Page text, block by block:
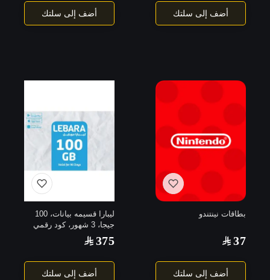
أضف إلى سلتك أضف إلى سلتك
بطاقات نينتندو
37
أضف إلى سلتك
ليبارا قسيمه بيانات، 100
جيجا، 3 شهور، كود رقمي
يرسل بالايميل
375
أضف إلى سلتك